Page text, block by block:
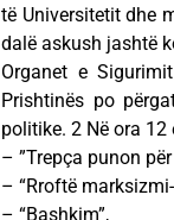
të Universitetit dhe
dalë askush jashtë
Organet e
Prishtinës po
politike. 2 Në ora
– ”Trepça punon
– “Rroftë
– “Bashkim”,